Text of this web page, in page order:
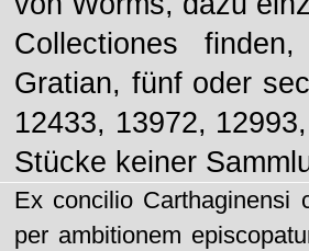
Collectiones
Gratian, fünf oder
12433, 13972,
Stücke keiner
Ex concilio Carthaginensi
per ambitionem